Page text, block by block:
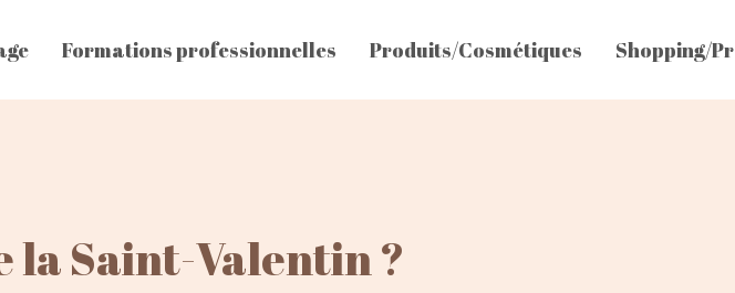
Formations professionnelles Produits/Cosmétiques Shopping/
la Saint-Valentin ?